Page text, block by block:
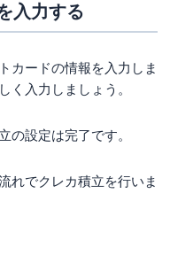
入力する
カードの情報を入力しま
く入力しましょう。
の設定は完了です。
れでクレカ積立を行いま